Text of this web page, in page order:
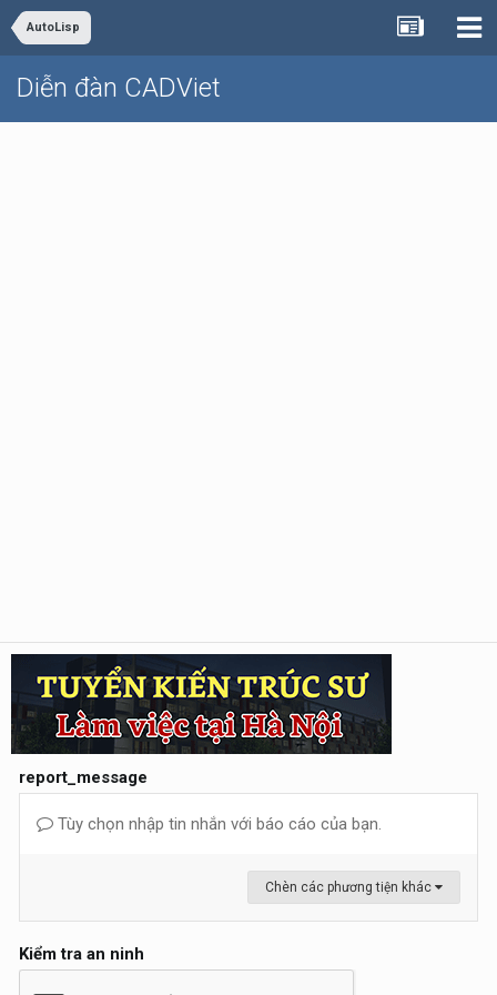
AutoLisp
Diễn đàn CADViet
report_message
Tùy chọn nhập tin nhắn với báo cáo của bạn.
Chèn các phương tiện khác
Kiểm tra an ninh